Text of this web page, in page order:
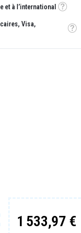
et à l’international
Tooltip
Visa,
Tooltip
1 533,97 €